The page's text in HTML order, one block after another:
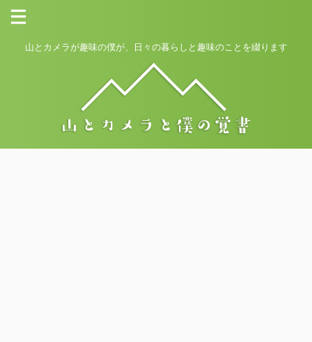
山とカメラが趣味の僕が、日々の暮らしと趣味のことを綴ります